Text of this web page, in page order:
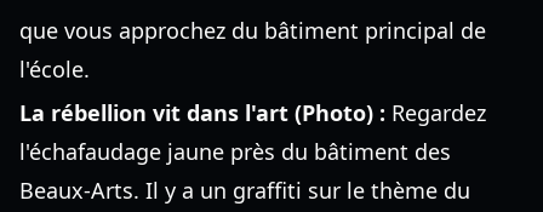
que vous approchez du bâtiment principal de
l'école.
La rébellion vit dans l'art (Photo) : Regardez
l'échafaudage jaune près du bâtiment des
Beaux-Arts. Il y a un graffiti sur le thème du